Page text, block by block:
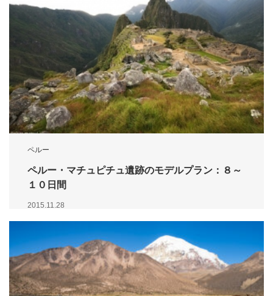
ペルー
ペルー・マチュピチュ遺跡のモデルプラン：８～
１０日間
2015.11.28